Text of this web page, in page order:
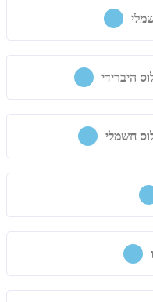
היברידי
חשמלי